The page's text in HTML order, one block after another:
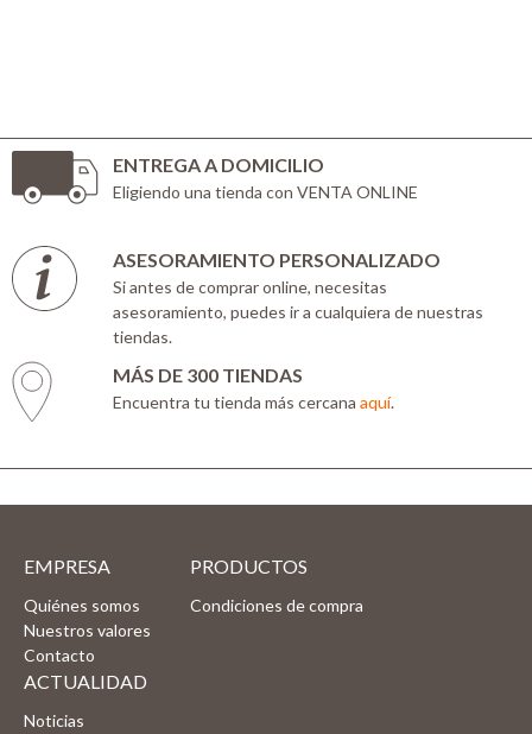
ENTREGA A DOMICILIO
Eligiendo una tienda con VENTA ONLINE
ASESORAMIENTO PERSONALIZADO
Si antes de comprar online, necesitas
asesoramiento, puedes ir a cualquiera de nuestras
tiendas.
MÁS DE 300 TIENDAS
Encuentra tu tienda más cercana aquí.
EMPRESA
Quiénes somos
Nuestros valores
Contacto
PRODUCTOS
Condiciones de compra
ACTUALIDAD
Noticias